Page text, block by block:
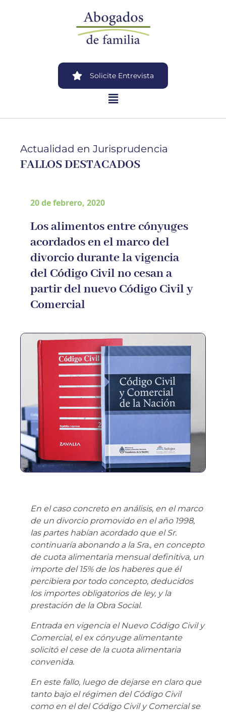
Solicite Entrevista
Actualidad en Jurisprudencia
FALLOS DESTACADOS
20 de febrero, 2020
Los alimentos entre cónyuges
acordados en el marco del
divorcio durante la vigencia
del Código Civil no cesan a
partir del nuevo Código Civil y
Comercial
En el caso concreto en análisis, en el marco
de un divorcio promovido en el año 1998,
las partes habían acordado que el Sr.
continuaría abonando a la Sra., en concepto
de cuota alimentaria mensual definitiva, un
importe del 15% de los haberes que él
percibiera por todo concepto, deducidos
los importes obligatorios de ley, y la
prestación de la Obra Social.
Entrada en vigencia el Nuevo Código Civil y
Comercial, el ex cónyuge alimentante
solicitó el cese de la cuota alimentaria
convenida.
En este fallo, luego de dejarse en claro que
tanto bajo el régimen del Código Civil
como en el del Código Civil y Comercial se